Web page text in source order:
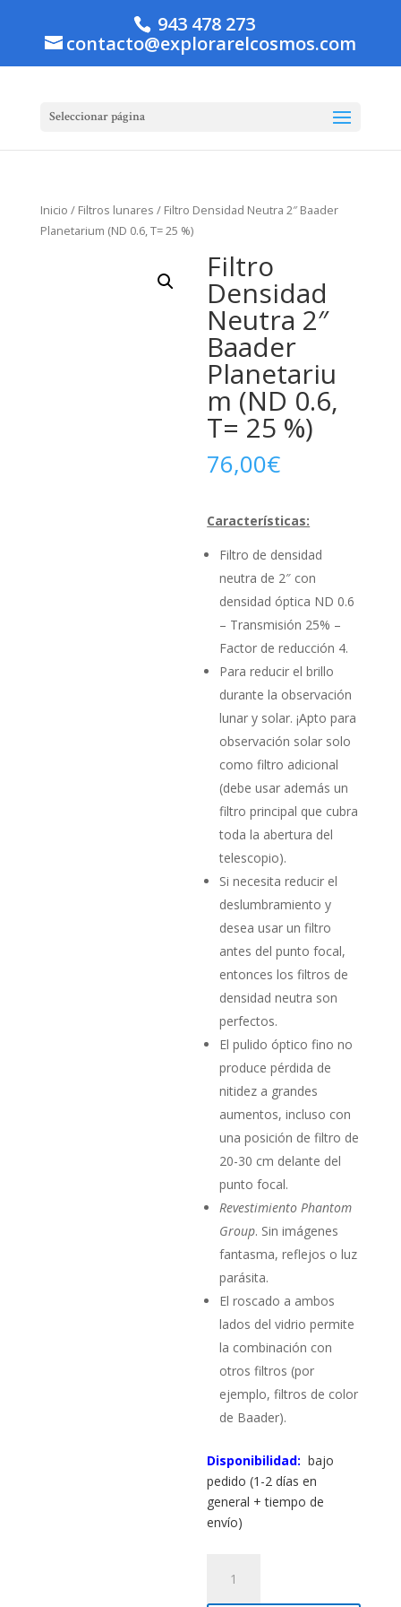
943 478 273
contacto@explorarelcosmos.com
Seleccionar página
Inicio / Filtros lunares / Filtro Densidad Neutra 2″ Baader
Planetarium (ND 0.6, T= 25 %)
Filtro
Densidad
Neutra 2″
Baader
Planetariu
m (ND 0.6,
T= 25 %)
76,00€
Características:
Filtro de densidad
neutra de 2″ con
densidad óptica ND 0.6
– Transmisión 25% –
Factor de reducción 4.
Para reducir el brillo
durante la observación
lunar y solar. ¡Apto para
observación solar solo
como filtro adicional
(debe usar además un
filtro principal que cubra
toda la abertura del
telescopio).
Si necesita reducir el
deslumbramiento y
desea usar un filtro
antes del punto focal,
entonces los filtros de
densidad neutra son
perfectos.
El pulido óptico fino no
produce pérdida de
nitidez a grandes
aumentos, incluso con
una posición de filtro de
20-30 cm delante del
punto focal.
Revestimiento Phantom
Group. Sin imágenes
fantasma, reflejos o luz
parásita.
El roscado a ambos
lados del vidrio permite
la combinación con
otros filtros (por
ejemplo, filtros de color
de Baader).
Disponibilidad:bajo
pedido (1-2 días en
general + tiempo de
envío)
Densidad